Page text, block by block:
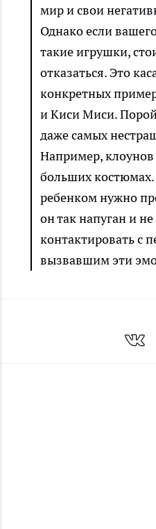
мир и свои
Однако если
такие игрушки,
отказаться. Это
конкретных
и Киси Миси. Порой
даже самых
Например,
больших костюмах.
ребенком нужно
он так напуган и не
контактировать с
вызвавшим эти